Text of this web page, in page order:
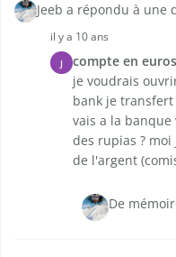
Jeeb a répondu à une
il y a 10 ans
J compte en euros
je voudrais
bank je
vais a la
des rupias ?
de l'argent
De